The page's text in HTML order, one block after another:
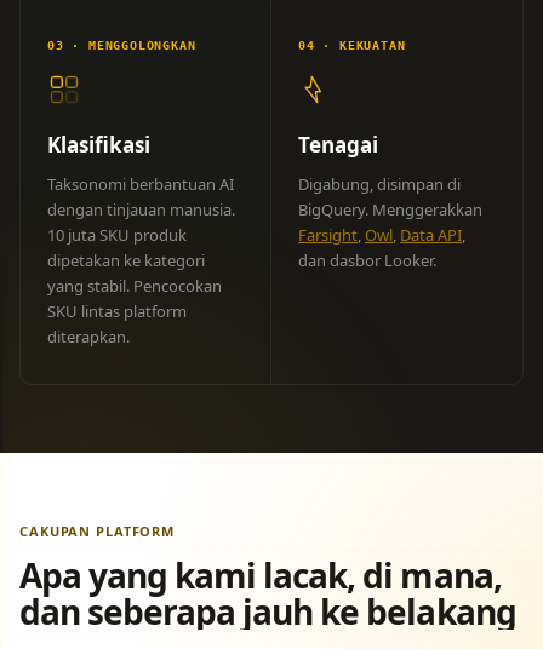
03 · MENGGOLONGKAN
Klasifikasi
Taksonomi berbantuan AI
dengan tinjauan manusia.
10 juta SKU produk
dipetakan ke kategori
yang stabil. Pencocokan
SKU lintas platform
diterapkan.
04 · KEKUATAN
Tenagai
Digabung, disimpan di
BigQuery. Menggerakkan
Farsight,Owl, Data API,
dan dasbor Looker.
CAKUPAN PLATFORM
Apa yang kami lacak, di mana,
dan seberapa jauh ke belakang